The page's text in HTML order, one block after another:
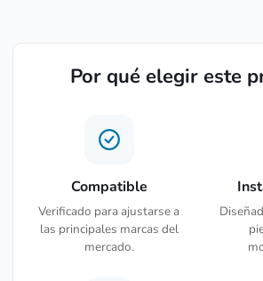
Por qué elegir este
Compatible
Verificado para ajustarse a
las principales marcas del
mercado.